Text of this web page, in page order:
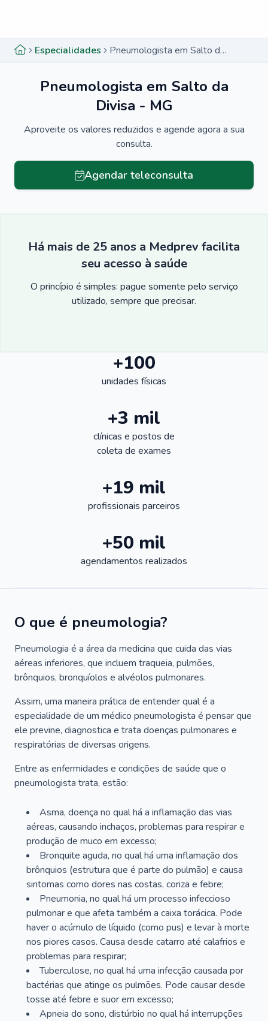
Especialidades Pneumologista em Salto da Divisa - MG
Pneumologista em Salto da
Divisa - MG
Aproveite os valores reduzidos e agende agora a sua
consulta.
Agendar teleconsulta
Há mais de 25 anos a Medprev facilita
seu acesso à saúde
O princípio é simples: pague somente pelo serviço
utilizado, sempre que precisar.
+100
unidades físicas
+3 mil
clínicas e postos de
coleta de exames
+19 mil
profissionais parceiros
+50 mil
agendamentos realizados
O que é pneumologia?
Pneumologia é a área da medicina que cuida das vias
aéreas inferiores, que incluem traqueia, pulmões,
brônquios, bronquíolos e alvéolos pulmonares.
Assim, uma maneira prática de entender qual é a
especialidade de um médico pneumologista é pensar que
ele previne, diagnostica e trata doenças pulmonares e
respiratórias de diversas origens.
Entre as enfermidades e condições de saúde que o
pneumologista trata, estão:
Asma, doença no qual há a inflamação das vias
aéreas, causando inchaços, problemas para respirar e
produção de muco em excesso;
Bronquite aguda, no qual há uma inflamação dos
brônquios (estrutura que é parte do pulmão) e causa
sintomas como dores nas costas, coriza e febre;
Pneumonia, no qual há um processo infeccioso
pulmonar e que afeta também a caixa torácica. Pode
haver o acúmulo de líquido (como pus) e levar à morte
nos piores casos. Causa desde catarro até calafrios e
problemas para respirar;
Tuberculose, no qual há uma infecção causada por
bactérias que atinge os pulmões. Pode causar desde
tosse até febre e suor em excesso;
Apneia do sono, distúrbio no qual há interrupções